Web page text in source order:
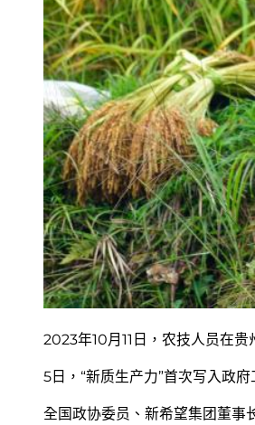
2023年10月11日，农技人员在
5日，“新质生产力”首次写入政
全国政协委员、新希望集团董事